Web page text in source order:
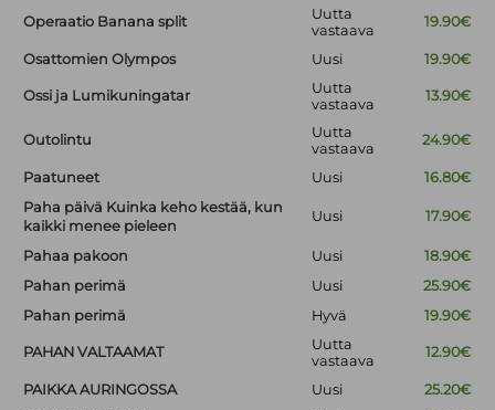
Operaatio Banana split
Uutta
vastaava
19.90€
Osattomien Olympos Uusi 19.90€
Ossi ja Lumikuningatar
Uutta
vastaava
13.90€
Outolintu
Uutta
vastaava
24.90€
Paatuneet Uusi
16.80€
Paha päivä Kuinka keho kestää, kun
kaikki menee pieleen
Uusi 17.90€
Pahaa pakoon Uusi
18.90€
Pahan perimä
Uusi
25.90€
Pahan perimä
Hyvä 19.90€
PAHAN VALTAAMAT
Uutta
vastaava
12.90€
PAIKKA AURINGOSSA Uusi
25.20€